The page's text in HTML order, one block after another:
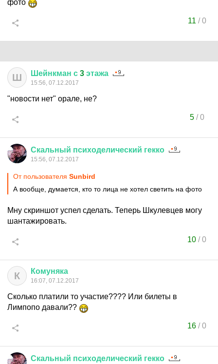
фото
11 /0
Ш Шейнкман с 3 этажа
15:56, 07.12.2017
"новости нет" орале, не?
5/0
Скальный психоделический гекко
15:56, 07.12.2017
От пользователя Sunbird
А вообще, думается, кто то лица не хотел светить на фото
Мну скриншот успел сделать. Теперь Шкулевцев могу
шантажировать.
10 /0
К Комуняка
16:07, 07.12.2017
Сколько платили то участие???? Или билеты в
Лимпопо давали??
16 /0
Скальный психоделический гекко